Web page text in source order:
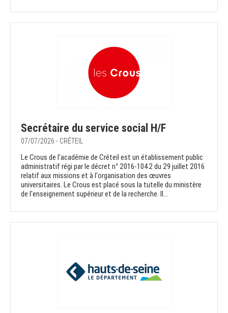
Secrétaire du service social H/F
07/07/2026 - CRÉTEIL
Le Crous de l'académie de Créteil est un établissement public
administratif régi par le décret n° 2016-1042 du 29 juillet 2016
relatif aux missions et à l'organisation des œuvres
universitaires. Le Crous est placé sous la tutelle du ministère
de l'enseignement supérieur et de la recherche. Il...